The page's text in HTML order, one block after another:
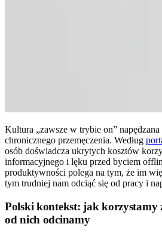
Kultura „zawsze w trybie on” napędzana
chronicznego przemęczenia. Według
osób doświadcza ukrytych kosztów
informacyjnego i lęku przed byciem
produktywności polega na tym, że im
tym trudniej nam odciąć się od pracy i
Polski kontekst: jak korzystamy
od nich odcinamy